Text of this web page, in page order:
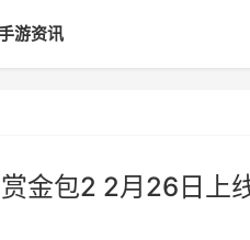
游资讯
赏金包2 2月26日上